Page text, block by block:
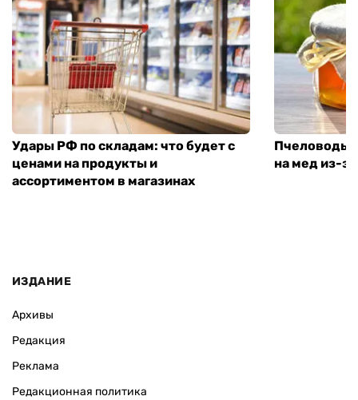
Удары РФ по складам: что будет с
ценами на продукты и
ассортиментом в магазинах
Пчеловоды
на мед из-за
ИЗДАНИЕ
Архивы
Редакция
Реклама
Редакционная политика